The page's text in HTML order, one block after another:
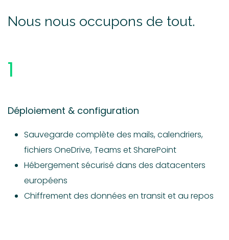
Nous nous occupons de tout.
1
Déploiement & configuration
Sauvegarde complète des mails, calendriers,
fichiers OneDrive, Teams et SharePoint
Hébergement sécurisé dans des datacenters
européens
Chiffrement des données en transit et au repos